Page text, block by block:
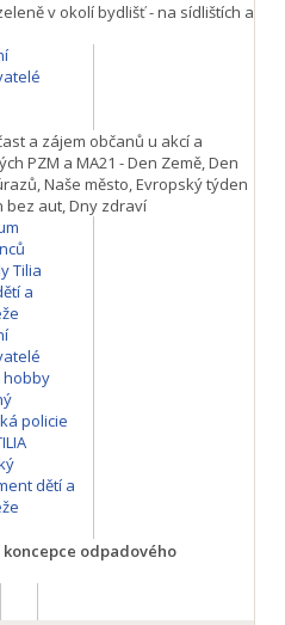
v okolí bydlišť - na sídlištích a
a zájem občanů u akcí a
PZM a MA21 - Den Země, Den
Naše město, Evropský týden
bez aut, Dny zdraví
Tilia
a
hobby
policie
dětí a
odpadového